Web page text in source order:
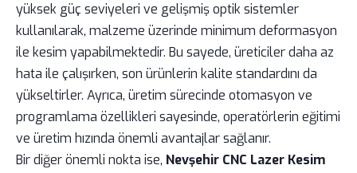
yüksek güç seviyeleri ve gelişmiş optik sistemler
kullanılarak, malzeme üzerinde minimum deformasyon
ile kesim yapabilmektedir. Bu sayede, üreticiler daha az
hata ile çalışırken, son ürünlerin kalite standardını da
yükseltirler. Ayrıca, üretim sürecinde otomasyon ve
programlama özellikleri sayesinde, operatörlerin eğitimi
ve üretim hızında önemli avantajlar sağlanır.
Bir diğer önemli nokta ise, Nevşehir CNC Lazer Kesim